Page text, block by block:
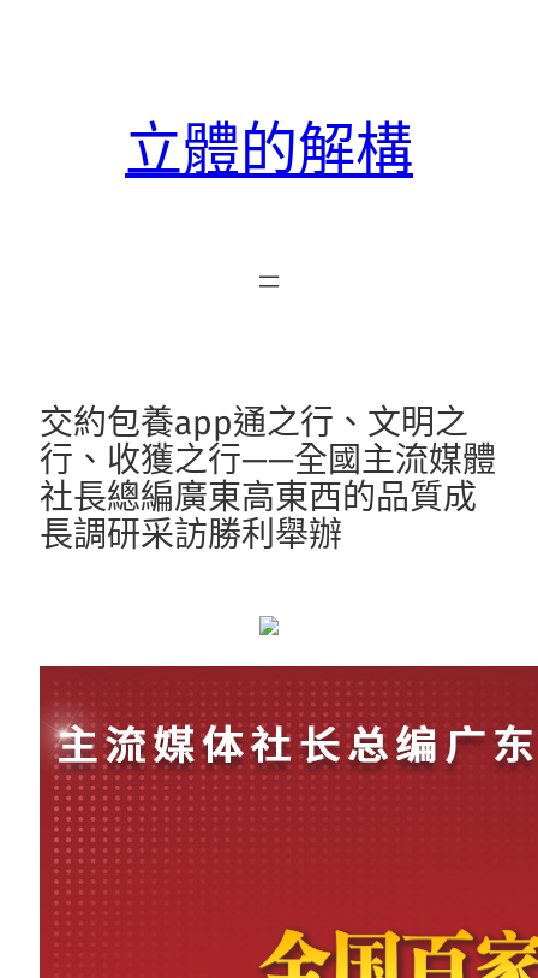
立體的解構
交約包養app通之行、文明之
行、收獲之行——全國主流媒體
社長總編廣東高東西的品質成
長調研采訪勝利舉辦